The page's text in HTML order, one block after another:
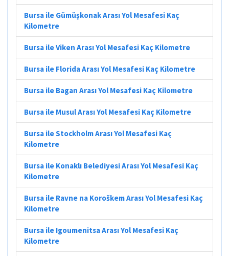
Bursa ile Gümüşkonak Arası Yol Mesafesi Kaç
Kilometre
Bursa ile Viken Arası Yol Mesafesi Kaç Kilometre
Bursa ile Florida Arası Yol Mesafesi Kaç Kilometre
Bursa ile Bagan Arası Yol Mesafesi Kaç Kilometre
Bursa ile Musul Arası Yol Mesafesi Kaç Kilometre
Bursa ile Stockholm Arası Yol Mesafesi Kaç
Kilometre
Bursa ile Konaklı Belediyesi Arası Yol Mesafesi Kaç
Kilometre
Bursa ile Ravne na Koroškem Arası Yol Mesafesi Kaç
Kilometre
Bursa ile Igoumenitsa Arası Yol Mesafesi Kaç
Kilometre